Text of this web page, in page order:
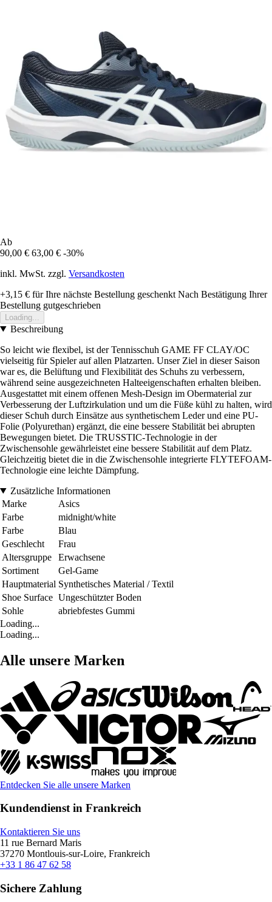
Ab
90,00 € 63,00 € -30%
inkl. MwSt. zzgl. Versandkosten
+3,15 € für Ihre nächste Bestellung geschenkt Nach Bestätigung Ihrer
Bestellung gutgeschrieben
Loading...
Beschreibung
So leicht wie flexibel, ist der Tennisschuh GAME FF CLAY/OC
vielseitig für Spieler auf allen Platzarten. Unser Ziel in dieser Saison
war es, die Belüftung und Flexibilität des Schuhs zu verbessern,
während seine ausgezeichneten Halteeigenschaften erhalten bleiben.
Ausgestattet mit einem offenen Mesh-Design im Obermaterial zur
Verbesserung der Luftzirkulation und um die Füße kühl zu halten, wird
dieser Schuh durch Einsätze aus synthetischem Leder und eine PU-
Folie (Polyurethan) ergänzt, die eine bessere Stabilität bei abrupten
Bewegungen bietet. Die TRUSSTIC-Technologie in der
Zwischensohle gewährleistet eine bessere Stabilität auf dem Platz.
Gleichzeitig bietet die in die Zwischensohle integrierte FLYTEFOAM-
Technologie eine leichte Dämpfung.
Zusätzliche Informationen
Marke
Asics
Farbe
midnight/white
Farbe
Blau
Geschlecht
Frau
Altersgruppe
Erwachsene
Sortiment
Gel-Game
Hauptmaterial Synthetisches Material / Textil
Shoe Surface Ungeschützter Boden
Sohle
abriebfestes Gummi
Loading...
Loading...
Alle unsere Marken
Entdecken Sie alle unsere Marken
Kundendienst in Frankreich
Kontaktieren Sie uns
11 rue Bernard Maris
37270 Montlouis-sur-Loire, Frankreich
+33 1 86 47 62 58
Sichere Zahlung